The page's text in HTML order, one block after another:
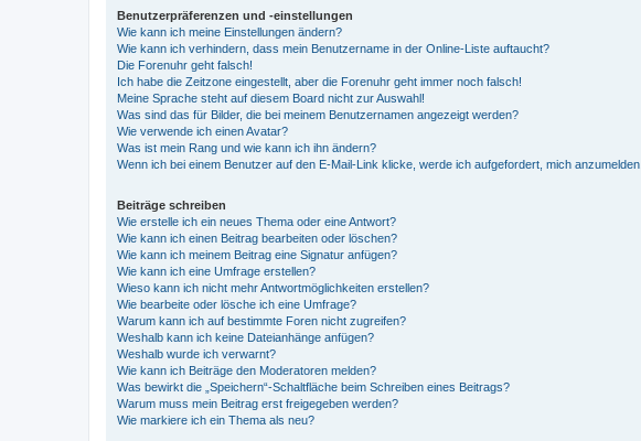
Benutzerpräferenzen und -einstellungen
Wie kann ich meine Einstellungen ändern?
Wie kann ich verhindern, dass mein Benutzername in der Online-Liste auftaucht?
Die Forenuhr geht falsch!
Ich habe die Zeitzone eingestellt, aber die Forenuhr geht immer noch falsch!
Meine Sprache steht auf diesem Board nicht zur Auswahl!
Was sind das für Bilder, die bei meinem Benutzernamen angezeigt werden?
Wie verwende ich einen Avatar?
Was ist mein Rang und wie kann ich ihn ändern?
Wenn ich bei einem Benutzer auf den E-Mail-Link klicke, werde ich aufgefordert, mich anzumelden.
Beiträge schreiben
Wie erstelle ich ein neues Thema oder eine Antwort?
Wie kann ich einen Beitrag bearbeiten oder löschen?
Wie kann ich meinem Beitrag eine Signatur anfügen?
Wie kann ich eine Umfrage erstellen?
Wieso kann ich nicht mehr Antwortmöglichkeiten erstellen?
Wie bearbeite oder lösche ich eine Umfrage?
Warum kann ich auf bestimmte Foren nicht zugreifen?
Weshalb kann ich keine Dateianhänge anfügen?
Weshalb wurde ich verwarnt?
Wie kann ich Beiträge den Moderatoren melden?
Was bewirkt die „Speichern“-Schaltfläche beim Schreiben eines Beitrags?
Warum muss mein Beitrag erst freigegeben werden?
Wie markiere ich ein Thema als neu?